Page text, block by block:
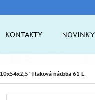
KONTAKTY NOVINKY
10x54x2,5" Tlaková nádoba 61 L